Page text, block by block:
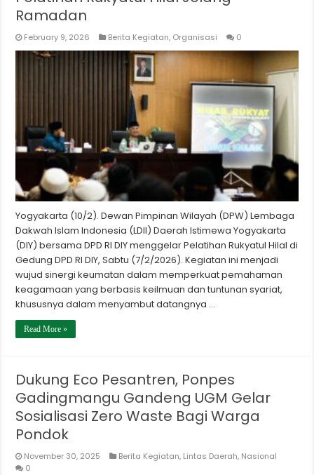
Ramadan
February 9, 2026 Berita Kegiatan, Organisasi 0
Yogyakarta (10/2). Dewan Pimpinan Wilayah (DPW) Lembaga
Dakwah Islam Indonesia (LDII) Daerah Istimewa Yogyakarta
(DIY) bersama DPD RI DIY menggelar Pelatihan Rukyatul Hilal di
Gedung DPD RI DIY, Sabtu (7/2/2026). Kegiatan ini menjadi
wujud sinergi keumatan dalam memperkuat pemahaman
keagamaan yang berbasis keilmuan dan tuntunan syariat,
khususnya dalam menyambut datangnya …
Read More »
Dukung Eco Pesantren, Ponpes
Gadingmangu Gandeng UGM Gelar
Sosialisasi Zero Waste Bagi Warga
Pondok
November 30, 2025 Berita Kegiatan, Lintas Daerah, Nasional
0